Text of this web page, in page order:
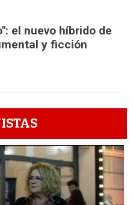
el nuevo híbrido de
y ficción